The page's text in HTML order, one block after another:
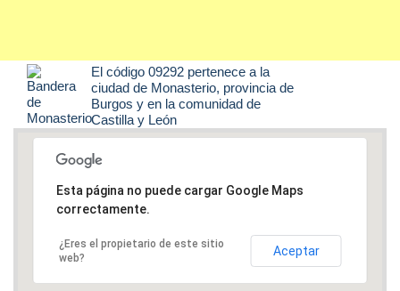
El código 09292 pertenece a la
ciudad de Monasterio, provincia de
Burgos y en la comunidad de
Castilla y León
Esta página no puede cargar Google Maps
correctamente.
¿Eres el propietario de este sitio
web?
Aceptar